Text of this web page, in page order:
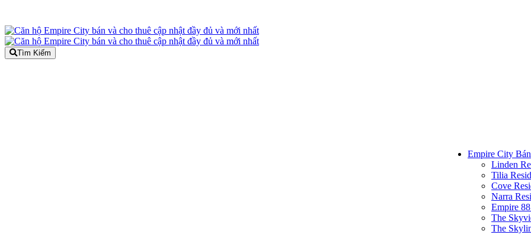
Tìm Kiếm
Empire City Bán
Linden
Tilia
Cove
Narra
Empire
The
The